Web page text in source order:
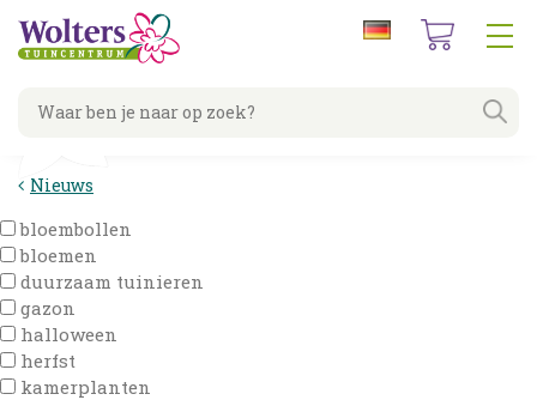
t
e
n
t
Nieuws
bloembollen
bloemen
duurzaam tuinieren
gazon
halloween
herfst
kamerplanten